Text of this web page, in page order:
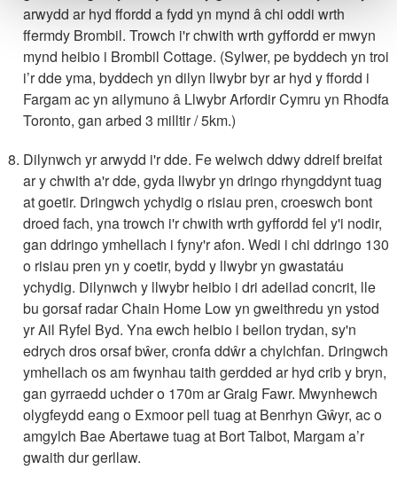
arwydd ar hyd ffordd a fydd yn mynd â chi oddi wrth
ffermdy Brombil. Trowch i'r chwith wrth gyffordd er mwyn
mynd heibio i Brombil Cottage. (Sylwer, pe byddech yn troi
i’r dde yma, byddech yn dilyn llwybr byr ar hyd y ffordd i
Fargam ac yn ailymuno â Llwybr Arfordir Cymru yn Rhodfa
Toronto, gan arbed 3 milltir / 5km.)
Dilynwch yr arwydd i'r dde. Fe welwch ddwy ddreif breifat
ar y chwith a'r dde, gyda llwybr yn dringo rhyngddynt tuag
at goetir. Dringwch ychydig o risiau pren, croeswch bont
droed fach, yna trowch i'r chwith wrth gyffordd fel y'i nodir,
gan ddringo ymhellach i fyny'r afon. Wedi i chi ddringo 130
o risiau pren yn y coetir, bydd y llwybr yn gwastatáu
ychydig. Dilynwch y llwybr heibio i dri adeilad concrit, lle
bu gorsaf radar Chain Home Low yn gweithredu yn ystod
yr Ail Ryfel Byd. Yna ewch heibio i beilon trydan, sy'n
edrych dros orsaf bŵer, cronfa ddŵr a chylchfan. Dringwch
ymhellach os am fwynhau taith gerdded ar hyd crib y bryn,
gan gyrraedd uchder o 170m ar Graig Fawr. Mwynhewch
olygfeydd eang o Exmoor pell tuag at Benrhyn Gŵyr, ac o
amgylch Bae Abertawe tuag at Bort Talbot, Margam a’r
gwaith dur gerllaw.